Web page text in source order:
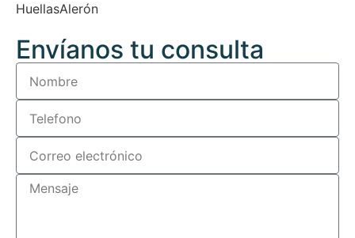
HuellasAlerón
Envíanos tu consulta